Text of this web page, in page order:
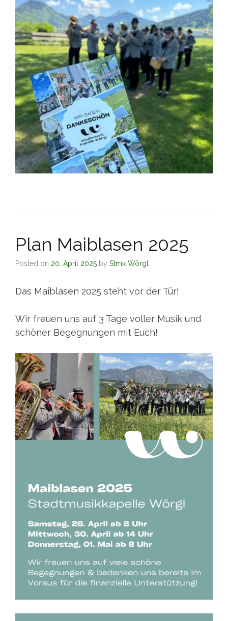
Plan Maiblasen 2025
Posted on 20. April 2025 by Stmk Wörgl
Das Maiblasen 2025 steht vor der Tür!
Wir freuen uns auf 3 Tage voller Musik und
schöner Begegnungen mit Euch!